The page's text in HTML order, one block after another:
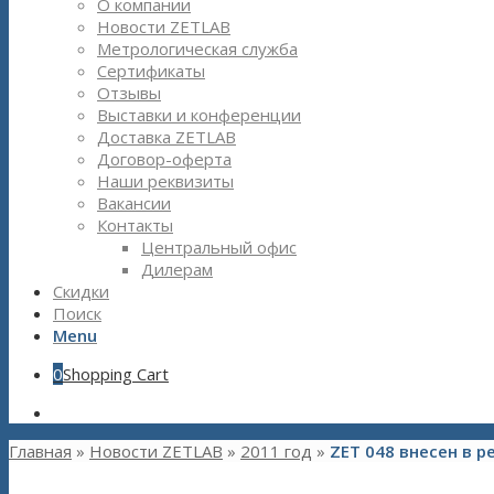
О компании
Новости ZETLAB
Метрологическая служба
Сертификаты
Отзывы
Выставки и конференции
Доставка ZETLAB
Договор-оферта
Наши реквизиты
Вакансии
Контакты
Центральный офис
Дилерам
Скидки
Поиск
Menu
0Shopping Cart
Главная » Новости ZETLAB » 2011 год » ZET 048 внесен в